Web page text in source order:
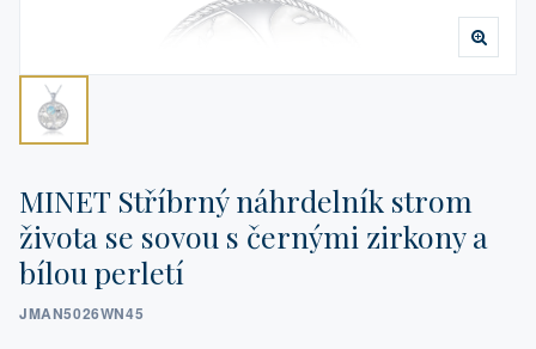
MINET Stříbrný náhrdelník strom
života se sovou s černými zirkony a
bílou perletí
JMAN5026WN45